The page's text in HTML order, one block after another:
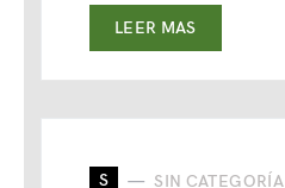
LEER MAS
S SIN CATEGORÍA